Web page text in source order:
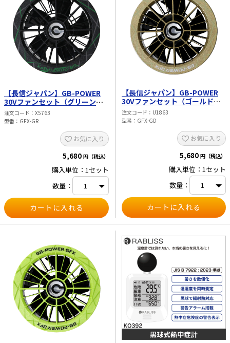
【長信ジャパン】GB-POWER
30Vファンセット（グリーン）
GFX-GR
注文コード
X5763
型番
GFX-GR
お気に入り
5,680 円（税込）
購入単位：1セット
数量：
【長信ジャパン】GB-POWER
30Vファンセット（ゴールド）
GFX-GD
注文コード
U1863
型番
GFX-GD
お気に入り
5,680 円（税込）
購入単位：1セット
数量：